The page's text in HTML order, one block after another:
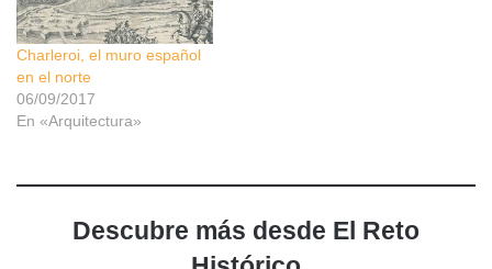
Charleroi, el muro español
en el norte
06/09/2017
En «Arquitectura»
Descubre más desde El Reto